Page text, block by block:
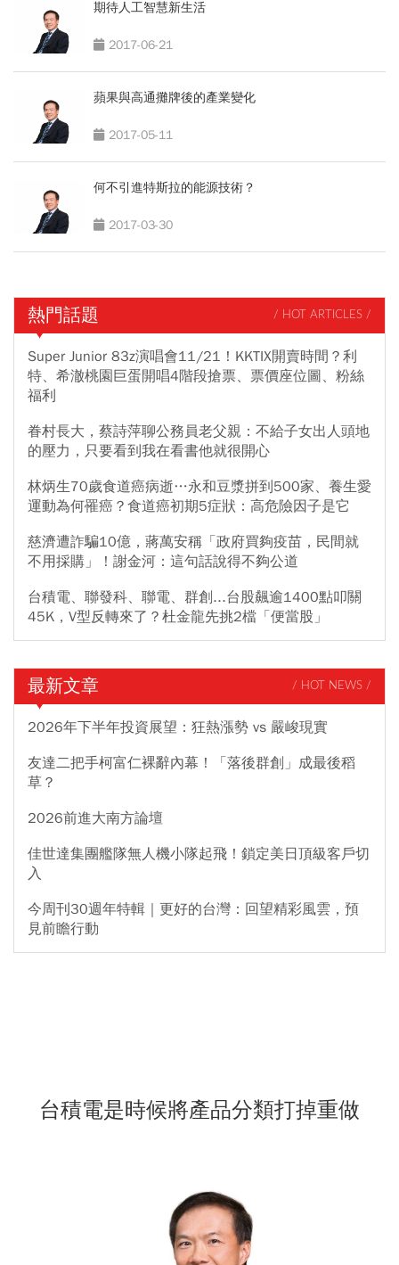
期待人工智慧新生活
2017-06-21
蘋果與高通攤牌後的產業變化
2017-05-11
何不引進特斯拉的能源技術？
2017-03-30
熱門話題 / HOT ARTICLES /
Super Junior 83z演唱會11/21！KKTIX開賣時間？利
特、希澈桃園巨蛋開唱4階段搶票、票價座位圖、粉絲
福利
眷村長大，蔡詩萍聊公務員老父親：不給子女出人頭地
的壓力，只要看到我在看書他就很開心
林炳生70歲食道癌病逝…永和豆漿拼到500家、養生愛
運動為何罹癌？食道癌初期5症狀：高危險因子是它
慈濟遭詐騙10億，蔣萬安稱「政府買夠疫苗，民間就
不用採購」！謝金河：這句話說得不夠公道
台積電、聯發科、聯電、群創...台股飆逾1400點叩關
45K，V型反轉來了？杜金龍先挑2檔「便當股」
最新文章 / HOT NEWS /
2026年下半年投資展望：狂熱漲勢 vs 嚴峻現實
友達二把手柯富仁裸辭內幕！「落後群創」成最後稻
草？
2026前進大南方論壇
佳世達集團艦隊無人機小隊起飛！鎖定美日頂級客戶切
入
今周刊30週年特輯｜更好的台灣：回望精彩風雲，預
見前瞻行動
台積電是時候將產品分類打掉重做